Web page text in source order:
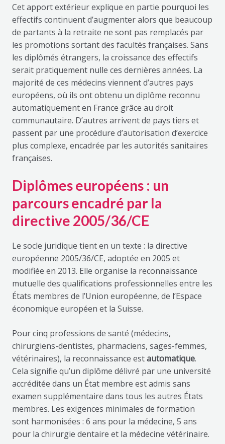
Cet apport extérieur explique en partie pourquoi les
effectifs continuent d’augmenter alors que beaucoup
de partants à la retraite ne sont pas remplacés par
les promotions sortant des facultés françaises. Sans
les diplômés étrangers, la croissance des effectifs
serait pratiquement nulle ces dernières années. La
majorité de ces médecins viennent d’autres pays
européens, où ils ont obtenu un diplôme reconnu
automatiquement en France grâce au droit
communautaire. D’autres arrivent de pays tiers et
passent par une procédure d’autorisation d’exercice
plus complexe, encadrée par les autorités sanitaires
françaises.
Diplômes européens : un
parcours encadré par la
directive 2005/36/CE
Le socle juridique tient en un texte : la directive
européenne 2005/36/CE, adoptée en 2005 et
modifiée en 2013. Elle organise la reconnaissance
mutuelle des qualifications professionnelles entre les
États membres de l’Union européenne, de l’Espace
économique européen et la Suisse.
Pour cinq professions de santé (médecins,
chirurgiens-dentistes, pharmaciens, sages-femmes,
vétérinaires), la reconnaissance estautomatique.
Cela signifie qu’un diplôme délivré par une université
accréditée dans un État membre est admis sans
examen supplémentaire dans tous les autres États
membres. Les exigences minimales de formation
sont harmonisées : 6 ans pour la médecine, 5 ans
pour la chirurgie dentaire et la médecine vétérinaire.